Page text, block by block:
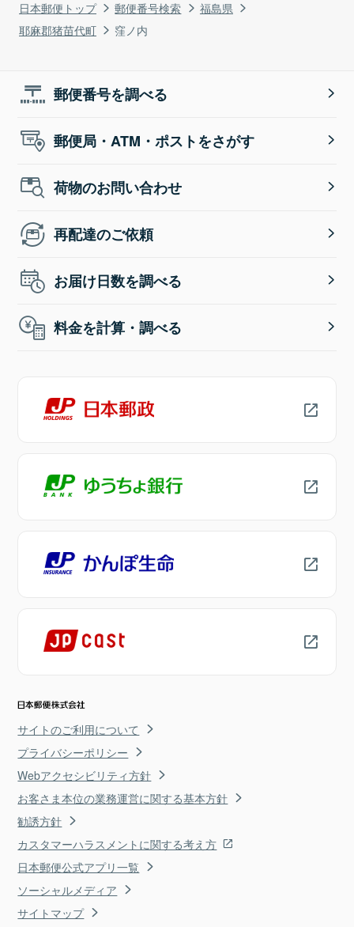
日本郵便トップ 郵便番号検索
福島県
耶麻郡猪苗代町
窪ノ内
郵便番号を調べる
郵便局・ATM・ポストをさがす
荷物のお問い合わせ
再配達のご依頼
お届け日数を調べる
料金を計算・調べる
サイトのご利用について
プライバシーポリシー
Webアクセシビリティ方針
お客さま本位の業務運営に関する基本方針
勧誘方針
カスタマーハラスメントに関する考え方
日本郵便公式アプリ一覧
ソーシャルメディア
サイトマップ